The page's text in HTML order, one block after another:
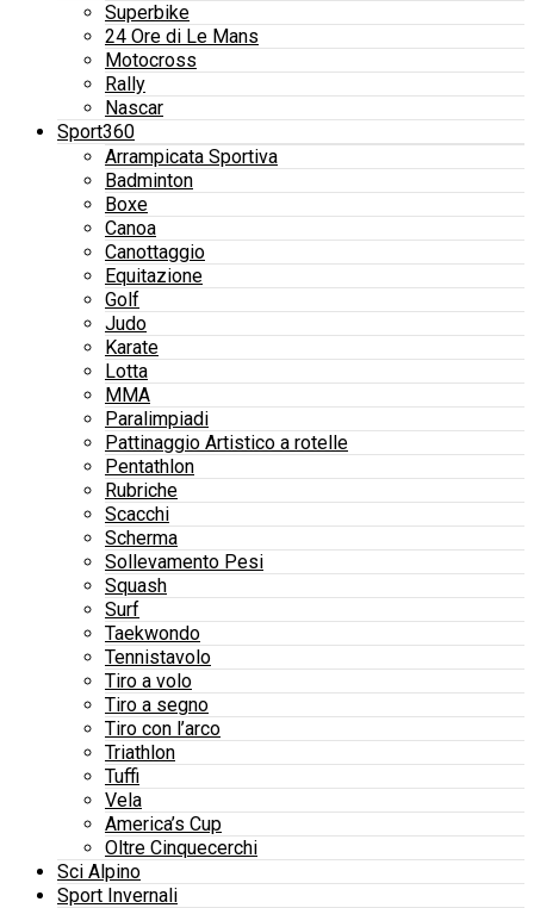
Superbike
24 Ore di Le Mans
Motocross
Rally
Nascar
Sport360
Arrampicata Sportiva
Badminton
Boxe
Canoa
Canottaggio
Equitazione
Golf
Judo
Karate
Lotta
MMA
Paralimpiadi
Pattinaggio Artistico a rotelle
Pentathlon
Rubriche
Scacchi
Scherma
Sollevamento Pesi
Squash
Surf
Taekwondo
Tennistavolo
Tiro a volo
Tiro a segno
Tiro con l’arco
Triathlon
Tuffi
Vela
America’s Cup
Oltre Cinquecerchi
Sci Alpino
Sport Invernali